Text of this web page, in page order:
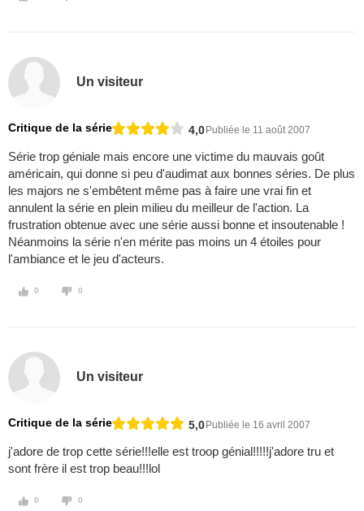
Un visiteur
Critique de la série 4,0Publiée le 11 août 2007
Série trop géniale mais encore une victime du mauvais goût
américain, qui donne si peu d'audimat aux bonnes séries. De plus
les majors ne s'embêtent même pas à faire une vrai fin et
annulent la série en plein milieu du meilleur de l'action. La
frustration obtenue avec une série aussi bonne et insoutenable !
Néanmoins la série n'en mérite pas moins un 4 étoiles pour
l'ambiance et le jeu d'acteurs.
0 0
Un visiteur
Critique de la série 5,0Publiée le 16 avril 2007
j'adore de trop cette série!!!elle est troop génial!!!!!j'adore tru et
sont frère il est trop beau!!!lol
0 0